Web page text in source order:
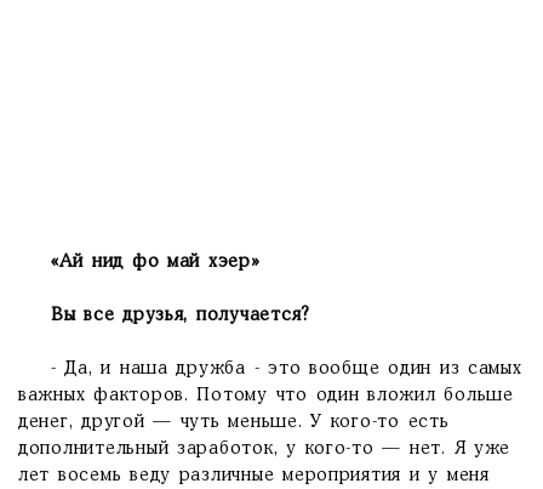
«Ай нид фо май хэер»
Вы все друзья, получается?
- Да, и наша дружба - это вообще один из самых
важных факторов. Потому что один вложил больше
денег, другой — чуть меньше. У кого-то есть
дополнительный заработок, у кого-то — нет. Я уже
лет восемь веду различные мероприятия и у меня